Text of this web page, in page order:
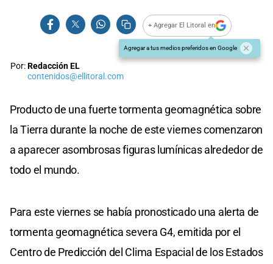
+ Agregar El Litoral en
Agregar a tus medios preferidos en Google
Por:Redacción EL
contenidos@ellitoral.com
Producto de una fuerte tormenta geomagnética sobre
la Tierra durante la noche de este viernes comenzaron
a aparecer asombrosas figuras lumínicas alrededor de
todo el mundo.
Para este viernes se había pronosticado una alerta de
tormenta geomagnética severa G4, emitida por el
Centro de Predicción del Clima Espacial de los Estados